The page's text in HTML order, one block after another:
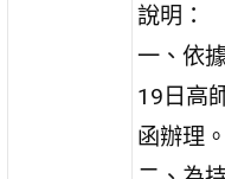
說明：
一、依
19日高
函辦理。